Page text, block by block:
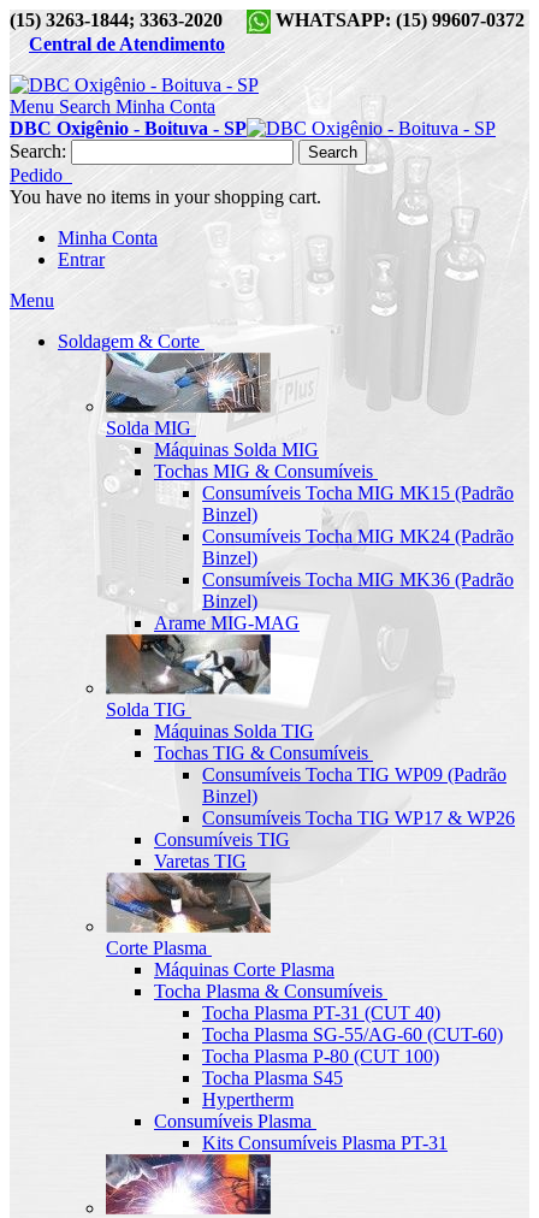
(15) 3263-1844; 3363-2020
WHATSAPP: (15) 99607-0372
Central de Atendimento
Menu Search Minha Conta
DBC Oxigênio - Boituva - SP
Search:
Search
Pedido
You have no items in your shopping cart.
Minha Conta
Entrar
Menu
Soldagem & Corte
Solda MIG
Máquinas Solda MIG
Tochas MIG & Consumíveis
Consumíveis Tocha MIG MK15 (Padrão
Binzel)
Consumíveis Tocha MIG MK24 (Padrão
Binzel)
Consumíveis Tocha MIG MK36 (Padrão
Binzel)
Arame MIG-MAG
Solda TIG
Máquinas Solda TIG
Tochas TIG & Consumíveis
Consumíveis Tocha TIG WP09 (Padrão
Binzel)
Consumíveis Tocha TIG WP17 & WP26
Consumíveis TIG
Varetas TIG
Corte Plasma
Máquinas Corte Plasma
Tocha Plasma & Consumíveis
Tocha Plasma PT-31 (CUT 40)
Tocha Plasma SG-55/AG-60 (CUT-60)
Tocha Plasma P-80 (CUT 100)
Tocha Plasma S45
Hypertherm
Consumíveis Plasma
Kits Consumíveis Plasma PT-31